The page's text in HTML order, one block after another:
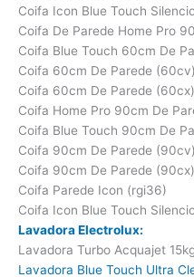
Coifa Icon Blue Touch
Coifa De Parede Home Pro
Coifa Blue Touch 60cm De
Coifa 60cm De Parede (60cv)
Coifa 60cm De Parede (60cx)
Coifa Home Pro 90cm De
Coifa Blue Touch 90cm De
Coifa 90cm De Parede (90cv)
Coifa 90cm De Parede (90cx)
Coifa Parede Icon (rgi36)
Coifa Icon Blue Touch
Lavadora Electrolux:
Lavadora Turbo Acquajet
Lavadora Blue Touch Ultra